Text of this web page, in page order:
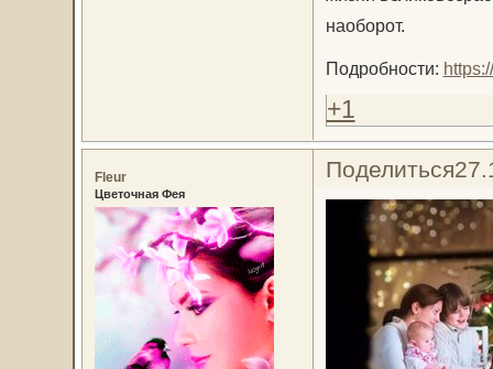
наоборот.
Подробности:
+1
Поделиться
Fleur
Цветочная Фея